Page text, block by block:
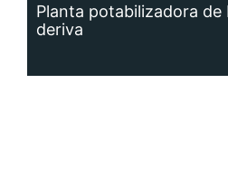
Planta potabilizadora de
deriva